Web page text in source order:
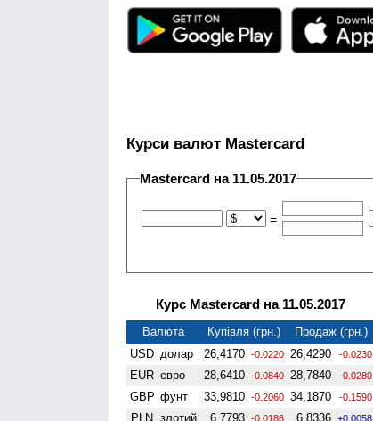
Курси валют Mastercard
Mastercard на 11.05.2017
=
Курс Mastercard на 11.05.2017
Валюта Купівля (грн.)
Продаж (грн.)
USD долар 26,4170 -0.0220 26,4290 -0.0230
EUR євро 28,6410 -0.0840 28,7840 -0.0280
GBP фунт 33,9810 -0.2060 34,1870 -0.1590
PLN злотий 6,7793 -0.0186 6,8336 +0.0058